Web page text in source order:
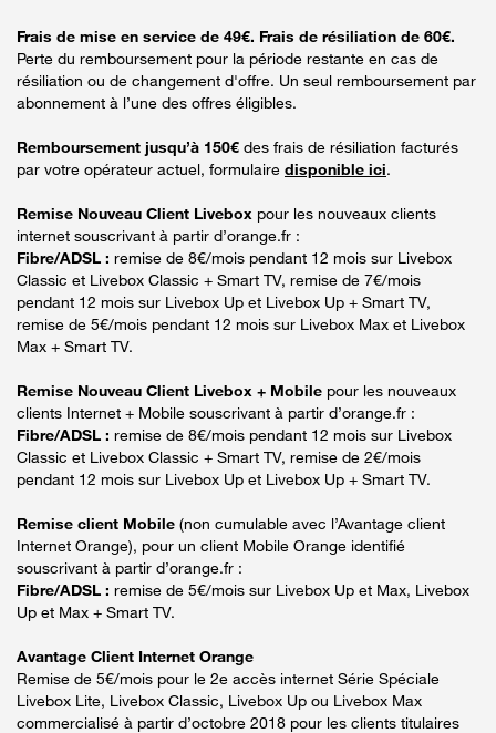
Frais de mise en service de 49€. Frais de résiliation de 60€.
Perte du remboursement pour la période restante en cas de
résiliation ou de changement d'offre. Un seul remboursement par
abonnement à l’une des offres éligibles.
Remboursement jusqu’à 150€ des frais de résiliation facturés
par votre opérateur actuel, formulaire disponible ici.
Remise Nouveau Client Livebox pour les nouveaux clients
internet souscrivant à partir d’orange.fr :
Fibre/ADSL : remise de 8€/mois pendant 12 mois sur Livebox
Classic et Livebox Classic + Smart TV, remise de 7€/mois
pendant 12 mois sur Livebox Up et Livebox Up + Smart TV,
remise de 5€/mois pendant 12 mois sur Livebox Max et Livebox
Max + Smart TV.
Remise Nouveau Client Livebox + Mobile pour les nouveaux
clients Internet + Mobile souscrivant à partir d’orange.fr :
Fibre/ADSL : remise de 8€/mois pendant 12 mois sur Livebox
Classic et Livebox Classic + Smart TV, remise de 2€/mois
pendant 12 mois sur Livebox Up et Livebox Up + Smart TV.
Remise client Mobile (non cumulable avec l’Avantage client
Internet Orange), pour un client Mobile Orange identifié
souscrivant à partir d’orange.fr :
Fibre/ADSL : remise de 5€/mois sur Livebox Up et Max, Livebox
Up et Max + Smart TV.
Avantage Client Internet Orange
Remise de 5€/mois pour le 2e accès internet Série Spéciale
Livebox Lite, Livebox Classic, Livebox Up ou Livebox Max
commercialisé à partir d’octobre 2018 pour les clients titulaires